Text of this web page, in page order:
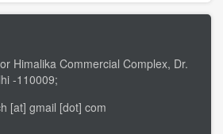
Himalika Commercial Complex, Dr.
-110009;
[at] gmail [dot] com